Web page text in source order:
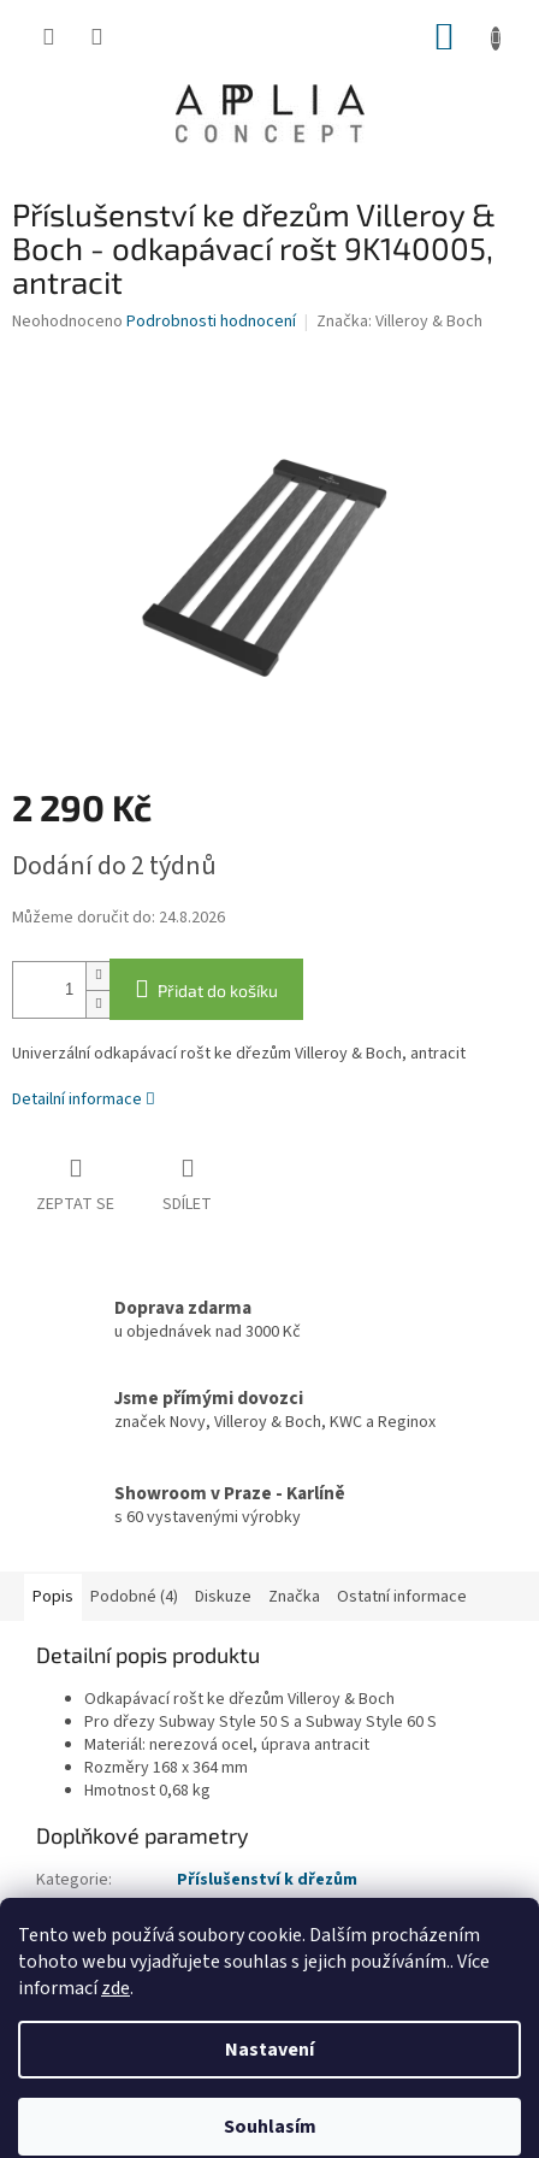
Tento web používá soubory cookie. Dalším procházením
tohoto webu vyjadřujete souhlas s jejich používáním.. Více
informacízde.
Nastavení
Souhlasím
Příslušenství ke dřezům Villeroy &
Boch - odkapávací rošt 9K140005,
antracit
Průměrné
Neohodnoceno Podrobnosti hodnocení Značka: Villeroy & Boch
2 290 Kč
cena:
Dodání do 2 týdnů
Můžeme doručit do: 24.8.2026
Přidat do košíku
Univerzální odkapávací rošt ke dřezům Villeroy & Boch, antracit
Detailní informace
ZEPTAT SE SDÍLET
Doprava zdarma
u objednávek nad 3000 Kč
Jsme přímými dovozci
značek Novy, Villeroy & Boch, KWC a Reginox
Showroom v Praze - Karlíně
s 60 vystavenými výrobky
Popis Podobné (4) Diskuze Značka Ostatní informace
Detailní popis produktu
Odkapávací rošt ke dřezům Villeroy & Boch
Pro dřezy Subway Style 50 S a Subway Style 60 S
Materiál: nerezová ocel, úprava antracit
Rozměry 168 x 364 mm
Hmotnost 0,68 kg
Doplňkové parametry
Kategorie:
Příslušenství k dřezům
Typ příslušenství: Odkapávací rošty
Vytvořil Shoptet
Applia Concept. Všechna práva vyhrazena.